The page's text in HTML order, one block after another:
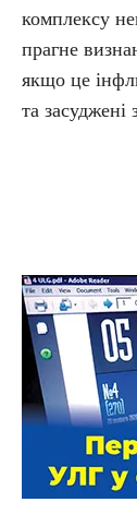
комплексу
прагне
якщо це
та засуджені